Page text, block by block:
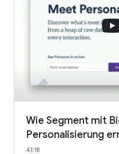
Wie Segment mit
Personalisierung
41:18